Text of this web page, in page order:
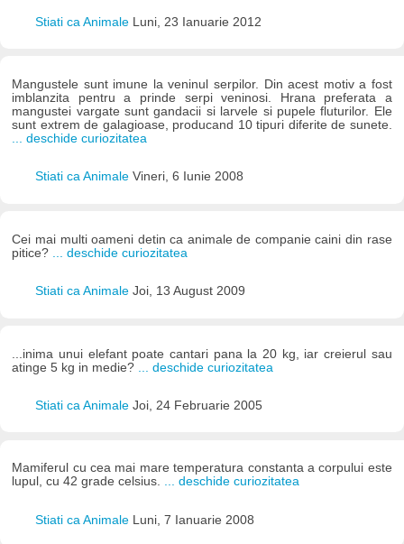
Stiati ca Animale Luni, 23 Ianuarie 2012
Mangustele sunt imune la veninul serpilor. Din acest motiv a fost
imblanzita pentru a prinde serpi veninosi. Hrana preferata a
mangustei vargate sunt gandacii si larvele si pupele fluturilor. Ele
sunt extrem de galagioase, producand 10 tipuri diferite de sunete.
... deschide curiozitatea
Stiati ca Animale Vineri, 6 Iunie 2008
Cei mai multi oameni detin ca animale de companie caini din rase
pitice?
... deschide curiozitatea
Stiati ca Animale Joi, 13 August 2009
...inima unui elefant poate cantari pana la 20 kg, iar creierul sau
atinge 5 kg in medie?
... deschide curiozitatea
Stiati ca Animale Joi, 24 Februarie 2005
Mamiferul cu cea mai mare temperatura constanta a corpului este
lupul, cu 42 grade celsius. ... deschide curiozitatea
Stiati ca Animale Luni, 7 Ianuarie 2008